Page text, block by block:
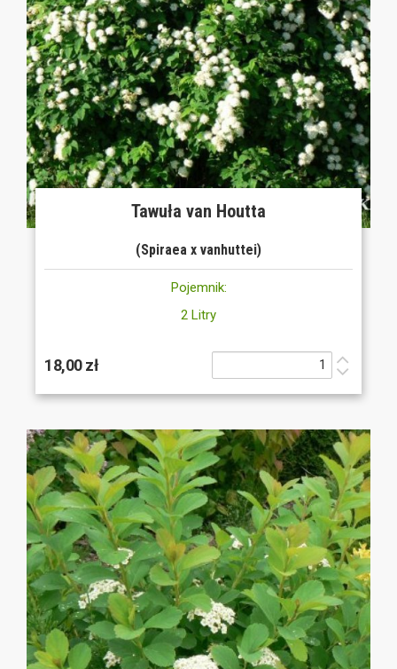
Tawuła van Houtta
(Spiraea x vanhuttei)
Pojemnik:
2 Litry
18,00 zł